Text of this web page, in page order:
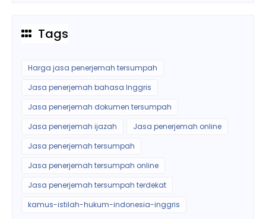
Tags
Harga jasa penerjemah tersumpah
Jasa penerjemah bahasa Inggris
Jasa penerjemah dokumen tersumpah
Jasa penerjemah ijazah
Jasa penerjemah online
Jasa penerjemah tersumpah
Jasa penerjemah tersumpah online
Jasa penerjemah tersumpah terdekat
kamus-istilah-hukum-indonesia-inggris